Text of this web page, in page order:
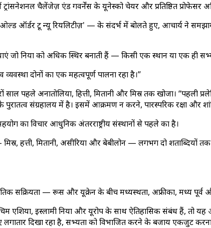
ट्रांसनेशनल चैलेंजेज़ एंड गवर्नेंस के यूनेस्को चेयर और प्रतिष्ठित
ऑर्डर टू न्यू रियलिटीज़' — के संदर्भ में बोलते हुए, आचार्य ने
जो दुनिया को अधिक स्थिर बनाती हैं — किसी एक स्थान या एक ही
दोनों का एक महत्वपूर्ण पालना रहा है।”
पहले अनातोलिया, हित्ती, मितानी और मिस्र तक खोजा। “पहली
पुरातत्व संग्रहालय में है। इसमें आक्रमण न करने, पारस्परिक रक्षा और
का विचार आधुनिक अंतरराष्ट्रीय संस्थानों से पहले का है।
मिस्र, हत्ती, मितानी, असीरिया और बेबीलोन — लगभग दो
सक्रियता — रूस और यूक्रेन के बीच मध्यस्थता, अफ्रीका, मध्य
एशिया, इस्लामी दुनिया और यूरोप के साथ ऐतिहासिक संबंध हैं, तो
लगातार दिखा रहा है, सभ्यता को विभाजित करने के बजाय एकजुट